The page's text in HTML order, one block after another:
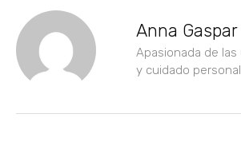
Anna Gaspar
Apasionada de
y cuidado